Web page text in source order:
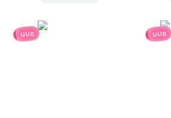
uus uus